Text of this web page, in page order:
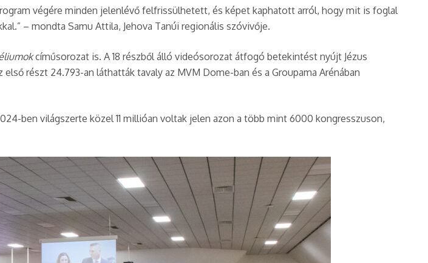
végére minden jelenlévő felfrissülhetett, és képet kaphatott arról, hogy mit is foglal
– mondta Samu Attila, Jehova Tanúi regionális szóvivője.
címűsorozat is. A 18 részből álló videósorozat átfogó betekintést nyújt Jézus
részt 24.793-an láthatták tavaly az MVM Dome-ban és a Groupama Arénában
ben világszerte közel 11 millióan voltak jelen azon a több mint 6000 kongresszuson,